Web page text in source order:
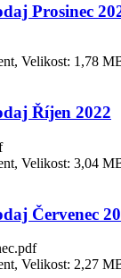
Prosinec
Velikost: 1,78
Říjen 2022
Velikost: 3,04
Červenec
Velikost: 2,27